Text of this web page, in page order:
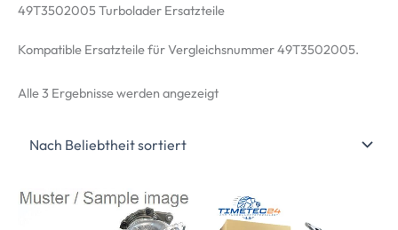
49T3502005 Turbolader Ersatzteile
Kompatible Ersatzteile für Vergleichsnummer 49T3502005.
Alle 3 Ergebnisse werden angezeigtNach